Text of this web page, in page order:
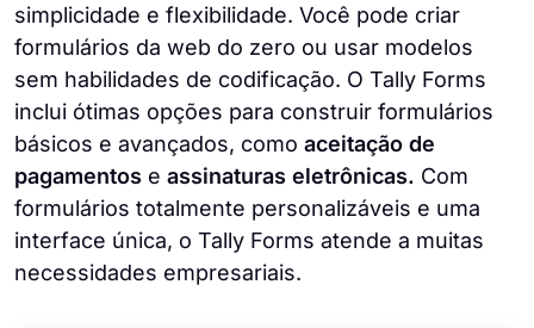
simplicidade e flexibilidade. Você pode criar
formulários da web do zero ou usar modelos
sem habilidades de codificação. O Tally Forms
inclui ótimas opções para construir formulários
básicos e avançados, como aceitação de
pagamentos e assinaturas eletrônicas. Com
formulários totalmente personalizáveis ​​e uma
interface única, o Tally Forms atende a muitas
necessidades empresariais.